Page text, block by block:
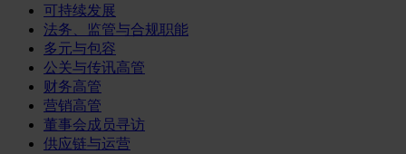
可持续发展
法务、监管与合规职能
多元与包容
公关与传讯高管
财务高管
营销高管
董事会成员寻访
供应链与运营